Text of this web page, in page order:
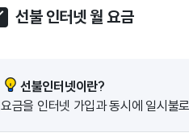
선불 인터넷 월 요금
선불인터넷이란?
요금을 인터넷 가입과 동시에 일시불